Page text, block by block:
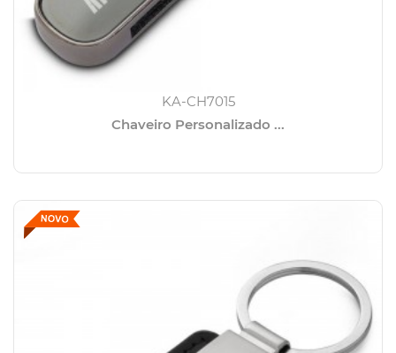
KA-CH7015
Chaveiro Personalizado ...